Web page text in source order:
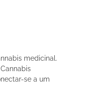
medicinal.
se a um